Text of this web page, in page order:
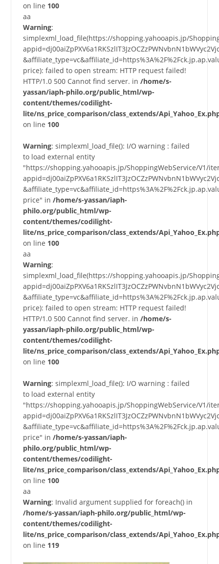
on line 100
aa
Warning:
simplexml_load_file(https://shopping.yahooapis.jp/
price): failed to open stream: HTTP request failed!
HTTP/1.0 500 Cannot find server. in /home/s-
yassan/iaph-philo.org/public_html/wp-
content/themes/codilight-
lite/ns_price_comparison/class_extends/
on line 100
Warning: simplexml_load_file(): I/O warning : failed
to load external entity
"https://shopping.yahooapis.jp/ShoppingWebService/V1/
price" in /home/s-yassan/iaph-
philo.org/public_html/wp-
content/themes/codilight-
lite/ns_price_comparison/class_extends/
on line 100
aa
Warning:
simplexml_load_file(https://shopping.yahooapis.jp/
price): failed to open stream: HTTP request failed!
HTTP/1.0 500 Cannot find server. in /home/s-
yassan/iaph-philo.org/public_html/wp-
content/themes/codilight-
lite/ns_price_comparison/class_extends/
on line 100
Warning: simplexml_load_file(): I/O warning : failed
to load external entity
"https://shopping.yahooapis.jp/ShoppingWebService/V1/
price" in /home/s-yassan/iaph-
philo.org/public_html/wp-
content/themes/codilight-
lite/ns_price_comparison/class_extends/
on line 100
aa
Warning: Invalid argument supplied for foreach() in
/home/s-yassan/iaph-philo.org/public_html/wp-
content/themes/codilight-
lite/ns_price_comparison/class_extends/
on line 119